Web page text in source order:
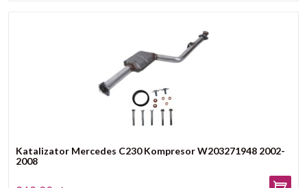
Katalizator Mercedes C230 Kompresor W203271948 2002-
2008